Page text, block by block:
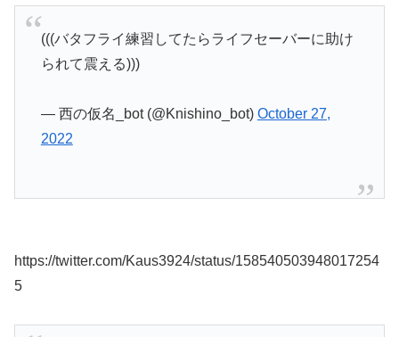
(((バタフライ練習してたらライフセーバーに助け
られて震える)))
— 西の仮名_bot (@Knishino_bot) October 27,
2022
https://twitter.com/Kaus3924/status/158540503948017254
5